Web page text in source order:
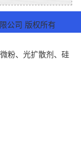
公司 版权所有
粉、光扩散剂、硅